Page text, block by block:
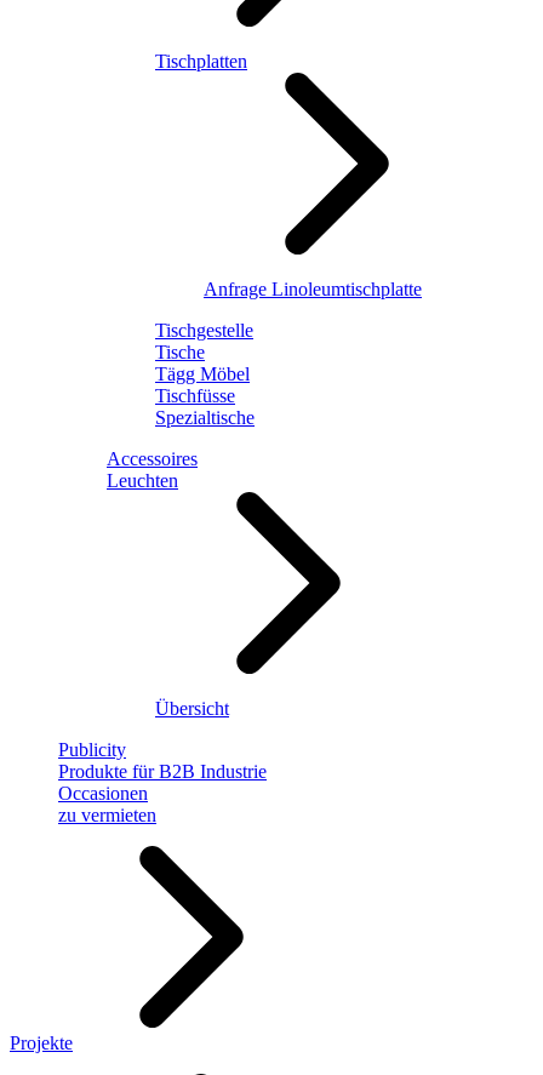
Tischplatten
Anfrage Linoleumtischplatte
Tischgestelle
Tische
Tägg Möbel
Tischfüsse
Spezialtische
Accessoires
Leuchten
Übersicht
Publicity
Produkte für B2B Industrie
Occasionen
zu vermieten
Projekte